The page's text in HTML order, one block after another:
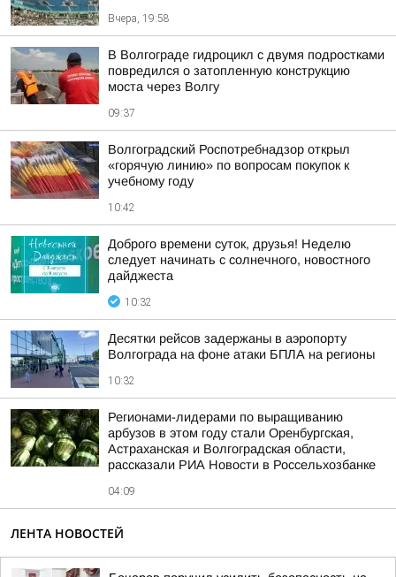
Вчера, 19:58
В Волгограде гидроцикл с двумя подростками
повредился о затопленную конструкцию
моста через Волгу
09:37
Волгоградский Роспотребнадзор открыл
«горячую линию» по вопросам покупок к
учебному году
10:42
Доброго времени суток, друзья! Неделю
следует начинать с солнечного, новостного
дайджеста
10:32
Десятки рейсов задержаны в аэропорту
Волгограда на фоне атаки БПЛА на регионы
10:32
Регионами-лидерами по выращиванию
арбузов в этом году стали Оренбургская,
Астраханская и Волгоградская области,
рассказали РИА Новости в Россельхозбанке
04:09
ЛЕНТА НОВОСТЕЙ